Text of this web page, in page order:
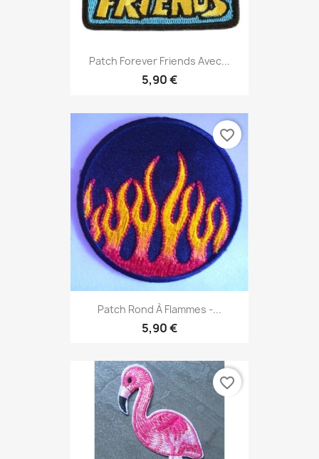
Patch Forever Friends Avec...
5,90 €
Patch Rond À Flammes -...
5,90 €
favorite_border
favorite_border